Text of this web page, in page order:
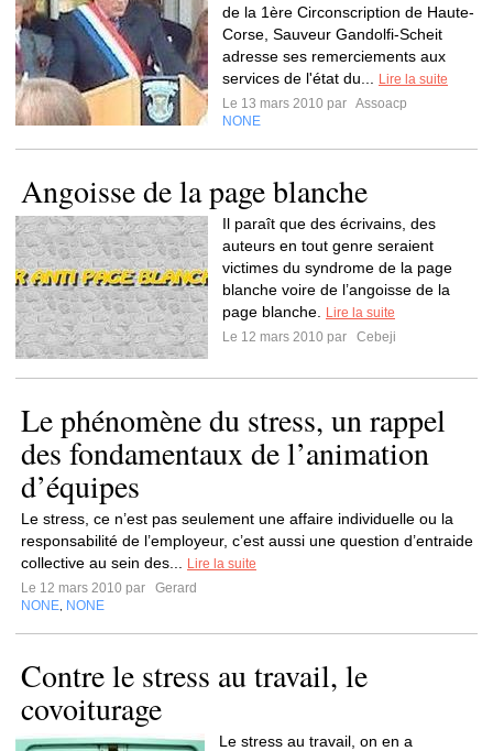
de la 1ère Circonscription de Haute-
Corse, Sauveur Gandolfi-Scheit
adresse ses remerciements aux
services de l'état du...
Lire la suite
Le 13 mars 2010 par Assoacp
NONE
Angoisse de la page blanche
Il paraît que des écrivains, des
auteurs en tout genre seraient
victimes du syndrome de la page
blanche voire de l’angoisse de la
page blanche.
Lire la suite
Le 12 mars 2010 par
Cebeji
Le phénomène du stress, un rappel
des fondamentaux de l’animation
d’équipes
Le stress, ce n’est pas seulement une affaire individuelle ou la
responsabilité de l’employeur, c’est aussi une question d’entraide
collective au sein des...
Lire la suite
Le 12 mars 2010 par
Gerard
NONE NONE
Contre le stress au travail, le
covoiturage
Le stress au travail, on en a